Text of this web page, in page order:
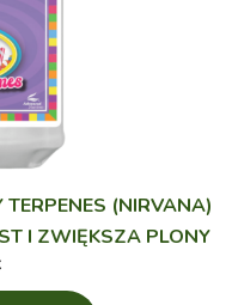
(NIRVANA)
I ZWIĘKSZA PLONY